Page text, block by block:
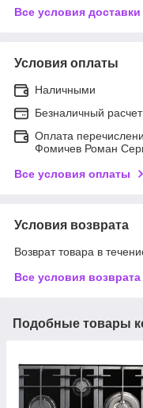
Все условия доставки
Условия оплаты
Наличными
Безналичный расчет
Оплата
Фомичев Роман
Все условия оплаты
Условия возврата
Возврат товара в
Все условия возврата
Подобные товары